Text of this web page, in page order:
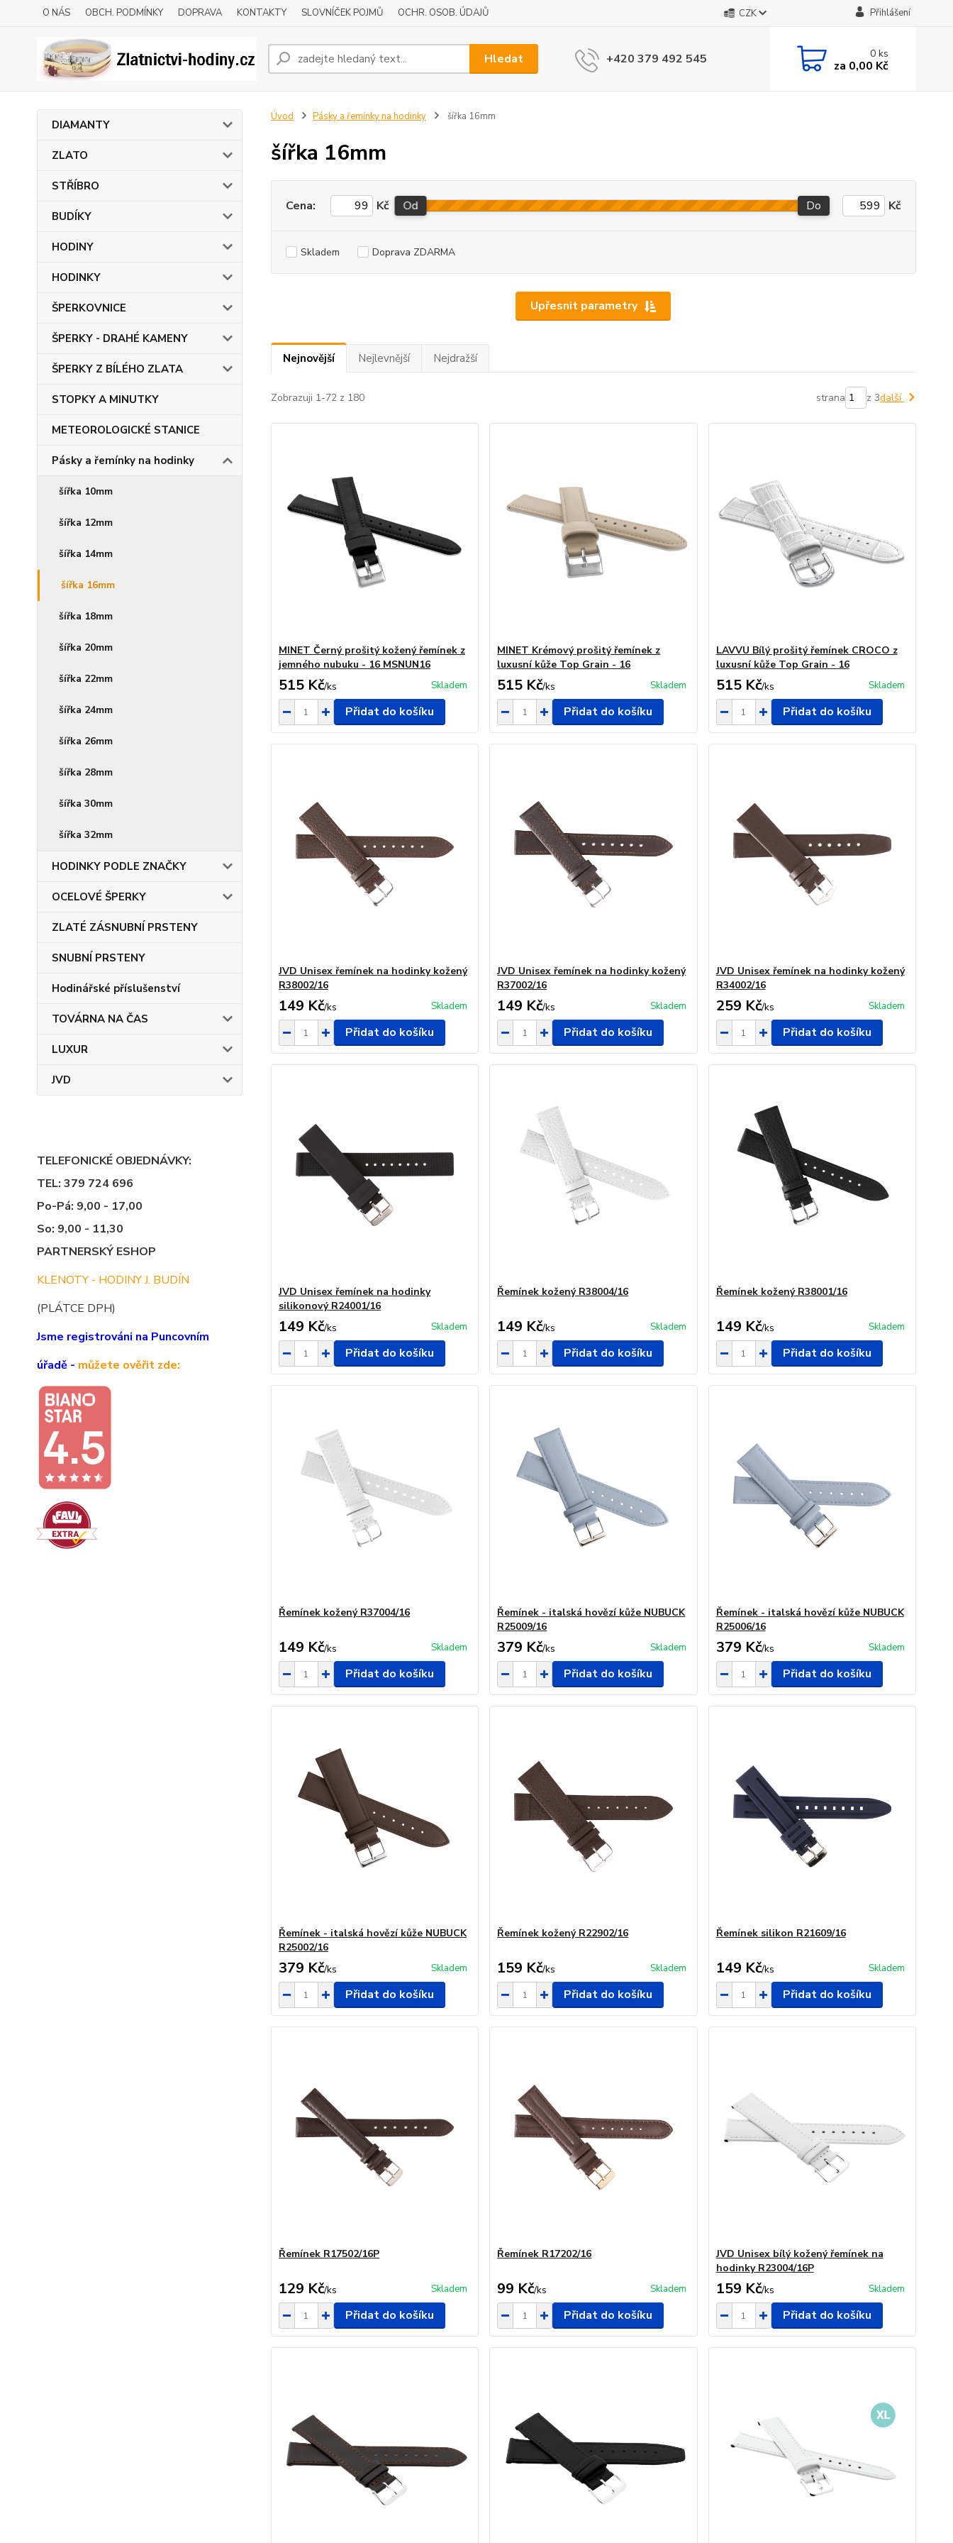
O NÁS OBCH. PODMÍNKY DOPRAVA KONTAKTY SLOVNÍČEK POJMŮ OCHR. OSOB. ÚDAJŮ CZK Přihlášení
Hledat +420 379 492 545 0ks
za 0,00 Kč
DIAMANTY
ZLATO
STŘÍBRO
BUDÍKY
HODINY
HODINKY
ŠPERKOVNICE
ŠPERKY - DRAHÉ KAMENY
ŠPERKY Z BÍLÉHO ZLATA
STOPKY A MINUTKY
METEOROLOGICKÉ STANICE
Pásky a řemínky na hodinky
šířka 10mm
šířka 12mm
šířka 14mm
šířka 16mm
šířka 18mm
šířka 20mm
šířka 22mm
šířka 24mm
šířka 26mm
šířka 28mm
šířka 30mm
šířka 32mm
HODINKY PODLE ZNAČKY
OCELOVÉ ŠPERKY
ZLATÉ ZÁSNUBNÍ PRSTENY
SNUBNÍ PRSTENY
Hodinářské příslušenství
TOVÁRNA NA ČAS
LUXUR
JVD
TELEFONICKÉ OBJEDNÁVKY:
TEL: 379 724 696
Po-Pá: 9,00 - 17,00
So: 9,00 - 11,30
PARTNERSKÝ ESHOP
KLENOTY - HODINY J. BUDÍN
(PLÁTCE DPH)
Jsme registrováni na Puncovním
úřadě - můžete ověřit zde:
Úvod Pásky a řemínky na hodinky šířka 16mm
šířka 16mm
Upřesnit parametry
Cena: Kč Od Do Kč
Skladem Doprava ZDARMA
Nejnovější Nejlevnější Nejdražší
Zobrazuji 1-72 z 180 strana z 3další
MINET Černý prošitý kožený řemínek z
jemného nubuku - 16 MSNUN16
515 Kč/ks Skladem
Přidat do košíku
MINET Krémový prošitý řemínek z
luxusní kůže Top Grain - 16
515 Kč/ks Skladem
Přidat do košíku
LAVVU Bílý prošitý řemínek CROCO z
luxusní kůže Top Grain - 16
515 Kč/ks Skladem
Přidat do košíku
JVD Unisex řemínek na hodinky kožený
R38002/16
149 Kč/ks Skladem
Přidat do košíku
JVD Unisex řemínek na hodinky kožený
R37002/16
149 Kč/ks Skladem
Přidat do košíku
JVD Unisex řemínek na hodinky kožený
R34002/16
259 Kč/ks Skladem
Přidat do košíku
JVD Unisex řemínek na hodinky
silikonový R24001/16
149 Kč/ks Skladem
Přidat do košíku
Řemínek kožený R38004/16
149 Kč/ks Skladem
Přidat do košíku
Řemínek kožený R38001/16
149 Kč/ks Skladem
Přidat do košíku
Řemínek kožený R37004/16
149 Kč/ks Skladem
Přidat do košíku
Řemínek - italská hovězí kůže NUBUCK
R25009/16
379 Kč/ks Skladem
Přidat do košíku
Řemínek - italská hovězí kůže NUBUCK
R25006/16
379 Kč/ks Skladem
Přidat do košíku
Řemínek - italská hovězí kůže NUBUCK
R25002/16
379 Kč/ks Skladem
Přidat do košíku
Řemínek kožený R22902/16
159 Kč/ks Skladem
Přidat do košíku
Řemínek silikon R21609/16
149 Kč/ks Skladem
Přidat do košíku
Řemínek R17502/16P
129 Kč/ks Skladem
Přidat do košíku
Řemínek R17202/16
99 Kč/ks Skladem
Přidat do košíku
JVD Unisex bílý kožený řemínek na
hodinky R23004/16P
159 Kč/ks Skladem
Přidat do košíku